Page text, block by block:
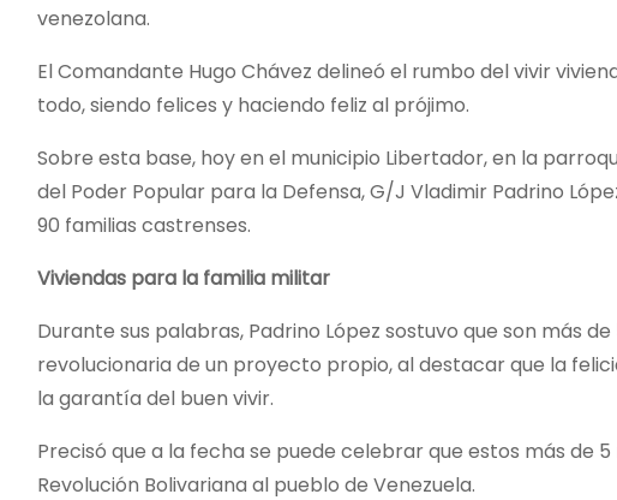
venezolana.
El Comandante Hugo Chávez delineó el rumbo del vivir
todo, siendo felices y haciendo feliz al prójimo.
Sobre esta base, hoy en el municipio Libertador, en la
del Poder Popular para la Defensa, G/J Vladimir Padrino
90 familias castrenses.
Viviendas para la familia militar
Durante sus palabras, Padrino López sostuvo que son más
revolucionaria de un proyecto propio, al destacar que la
la garantía del buen vivir.
Precisó que a la fecha se puede celebrar que estos más de
Revolución Bolivariana al pueblo de Venezuela.